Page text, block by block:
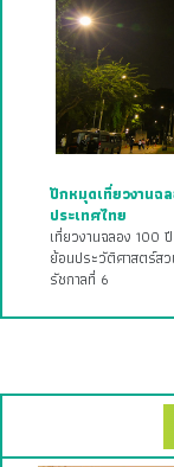
ปักหมุดเที่ยวงานฉ
ประเทศไทย
เที่ยวงานฉลอง 100
ย้อนประวัติศาสตร์ส
รัชกาลที่ 6